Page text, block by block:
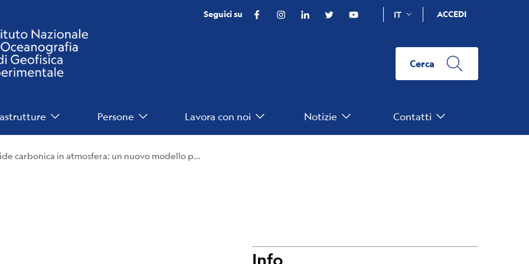
Seguici su FacebookInstagramLinkedinTwitter IT ACCEDI
Cerca
Persone Lavora con noi Notizie Contatti
Info